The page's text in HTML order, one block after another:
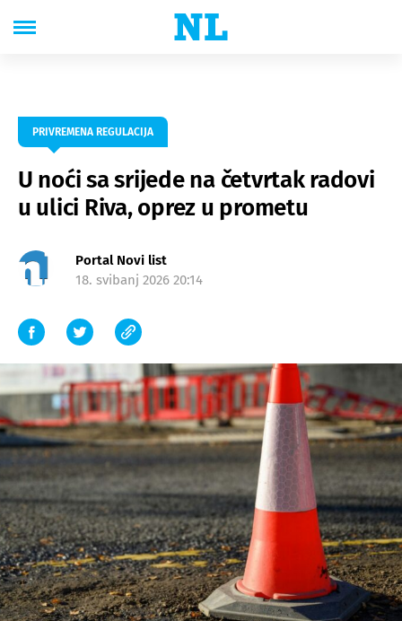
PRIVREMENA REGULACIJA
U noći sa srijede na četvrtak radovi
u ulici Riva, oprez u prometu
Portal Novi list
18. svibanj 2026 20:14